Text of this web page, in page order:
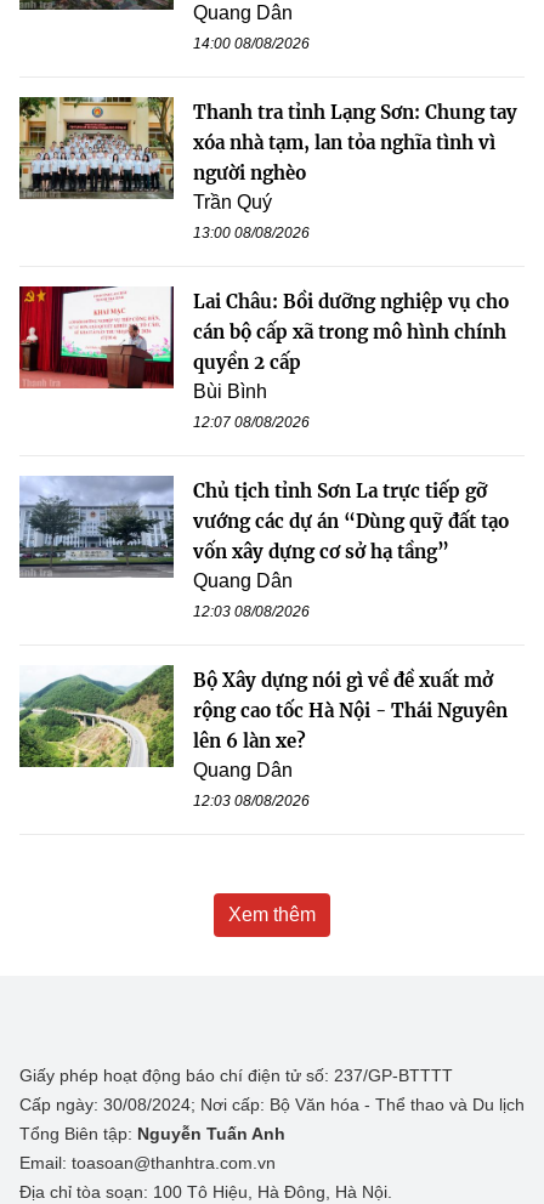
Quang Dân
14:00 08/08/2026
Thanh tra tỉnh Lạng Sơn: Chung tay
xóa nhà tạm, lan tỏa nghĩa tình vì
người nghèo
Trần Quý
13:00 08/08/2026
Lai Châu: Bồi dưỡng nghiệp vụ cho
cán bộ cấp xã trong mô hình chính
quyền 2 cấp
Bùi Bình
12:07 08/08/2026
Chủ tịch tỉnh Sơn La trực tiếp gỡ
vướng các dự án “Dùng quỹ đất tạo
vốn xây dựng cơ sở hạ tầng”
Quang Dân
12:03 08/08/2026
Bộ Xây dựng nói gì về đề xuất mở
rộng cao tốc Hà Nội - Thái Nguyên
lên 6 làn xe?
Quang Dân
12:03 08/08/2026
Xem thêm
Giấy phép hoạt động báo chí điện tử số: 237/GP-BTTTT
Cấp ngày: 30/08/2024; Nơi cấp: Bộ Văn hóa - Thể thao và Du lịch
Tổng Biên tập: Nguyễn Tuấn Anh
Email: toasoan@thanhtra.com.vn
Địa chỉ tòa soạn: 100 Tô Hiệu, Hà Đông, Hà Nội.